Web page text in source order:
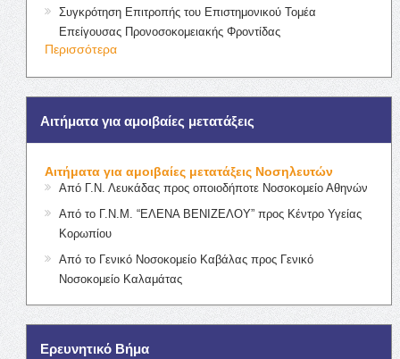
Συγκρότηση Επιτροπής του Επιστημονικού Τομέα
Επείγουσας Προνοσοκομειακής Φροντίδας
Περισσότερα
Αιτήματα για αμοιβαίες μετατάξεις
Αιτήματα για αμοιβαίες μετατάξεις Νοσηλευτών
Από Γ.Ν. Λευκάδας προς οποιοδήποτε Νοσοκομείο Αθηνών
Από το Γ.Ν.Μ. “ΕΛΕΝΑ ΒΕΝΙΖΕΛΟΥ” προς Κέντρο Υγείας
Κορωπίου
Από το Γενικό Νοσοκομείο Καβάλας προς Γενικό
Νοσοκομείο Καλαμάτας
Ερευνητικό Βήμα